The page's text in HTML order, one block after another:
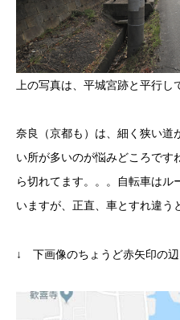
上の写真は、平城宮跡と平行し
奈良（京都も）は、細く狭い道
い所が多いのが悩みどころです
ら切れてます。。。自転車はル
いますが、正直、車とすれ違う
↓ 下画像のちょうど赤矢印の辺